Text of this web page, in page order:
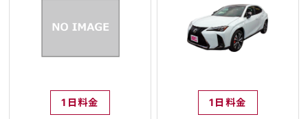
1日料金 1日料金